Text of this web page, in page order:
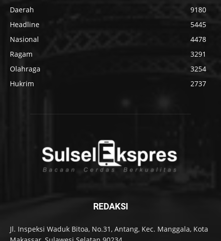
Daerah
9180
Headline
5445
Nasional
4478
Ragam
3291
Olahraga
3254
Hukrim
2737
REDAKSI
Jl. Inspeksi Waduk Bitoa, No.31, Antang, Kec. Manggala, Kota